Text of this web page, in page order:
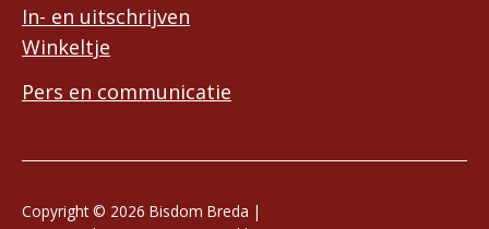
In- en uitschrijven
Winkeltje
Pers en communicatie
Copyright © 2026 Bisdom Breda |